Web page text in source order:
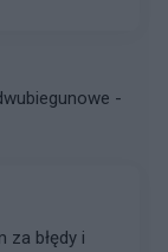
-
błędy i